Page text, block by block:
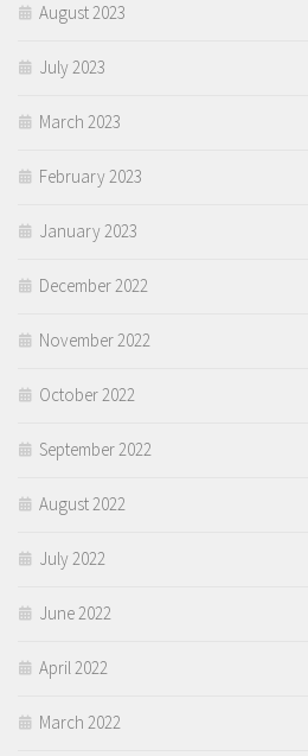
August 2023
July 2023
March 2023
February 2023
January 2023
December 2022
November 2022
October 2022
September 2022
August 2022
July 2022
June 2022
April 2022
March 2022